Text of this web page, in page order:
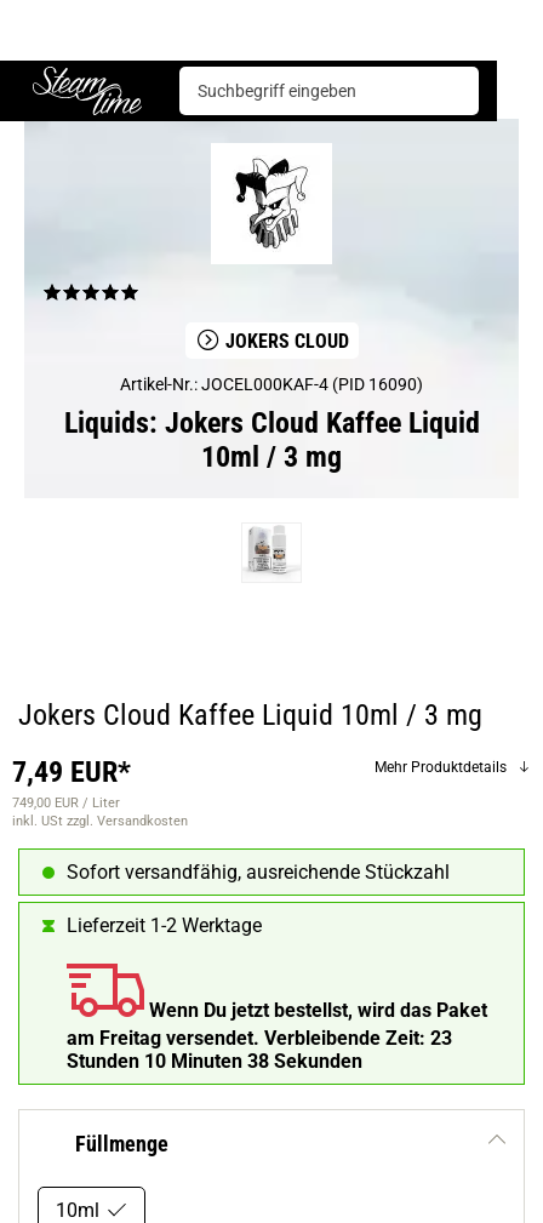
Steam time
Liquids Jokers Cloud
JOKERS CLOUD
Artikel-Nr.: JOCEL000KAF-4 (PID 16090)
Liquids: Jokers Cloud Kaffee Liquid
10ml / 3 mg
Jokers Cloud Kaffee Liquid 10ml / 3 mg
7,49 EUR*
749,00 EUR / Liter
inkl. USt zzgl. Versandkosten
Mehr Produktdetails
Sofort versandfähig, ausreichende Stückzahl
Lieferzeit 1-2 Werktage
Wenn Du jetzt bestellst, wird das Paket
am Freitag versendet. Verbleibende Zeit: 23
Stunden 10 Minuten 37 Sekunden
Füllmenge
10ml